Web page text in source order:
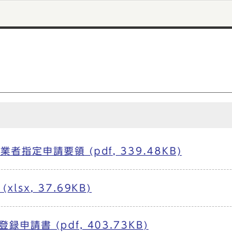
業者指定申請要領 (pdf, 339.48KB)
(xlsx, 37.69KB)
登録申請書 (pdf, 403.73KB)